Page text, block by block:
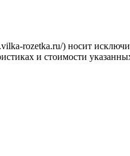
rozetka.ru/) носит
и стоимости